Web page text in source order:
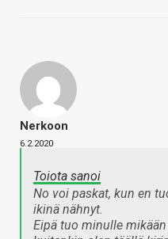
Nerkoon
6.2.2020
Toiota sanoi
No voi paskat, kun en
ikinä nähnyt.
Eipä tuo minulle